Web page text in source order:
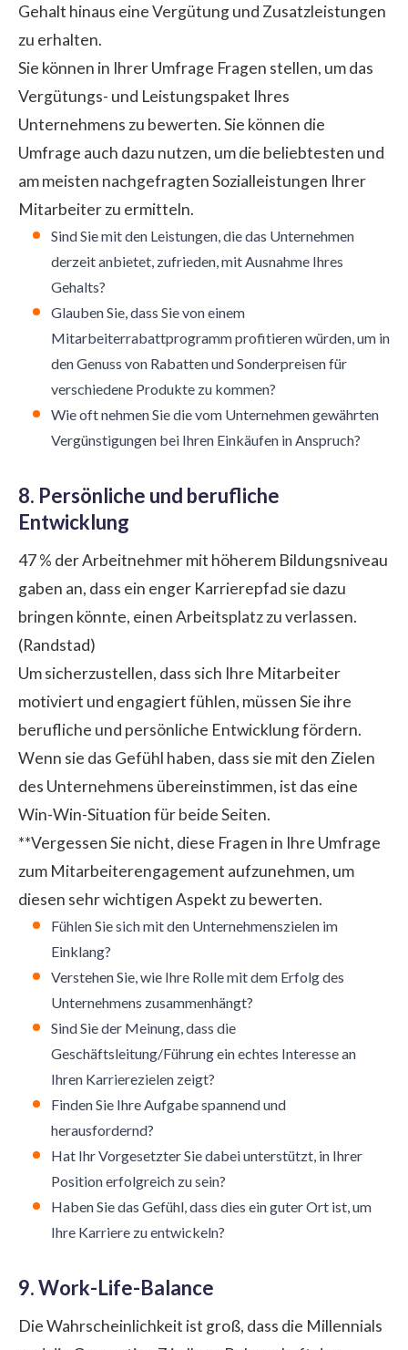
Gehalt hinaus eine Vergütung und Zusatzleistungen
zu erhalten.
Sie können in Ihrer Umfrage Fragen stellen, um das
Vergütungs- und Leistungspaket Ihres
Unternehmens zu bewerten. Sie können die
Umfrage auch dazu nutzen, um die beliebtesten und
am meisten nachgefragten Sozialleistungen Ihrer
Mitarbeiter zu ermitteln.
Sind Sie mit den Leistungen, die das Unternehmen
derzeit anbietet, zufrieden, mit Ausnahme Ihres
Gehalts?
Glauben Sie, dass Sie von einem
Mitarbeiterrabattprogramm profitieren würden, um in
den Genuss von Rabatten und Sonderpreisen für
verschiedene Produkte zu kommen?
Wie oft nehmen Sie die vom Unternehmen gewährten
Vergünstigungen bei Ihren Einkäufen in Anspruch?
8. Persönliche und berufliche
Entwicklung
47 % der Arbeitnehmer mit höherem Bildungsniveau
gaben an, dass ein enger Karrierepfad sie dazu
bringen könnte, einen Arbeitsplatz zu verlassen.
(Randstad)
Um sicherzustellen, dass sich Ihre Mitarbeiter
motiviert und engagiert fühlen, müssen Sie ihre
berufliche und persönliche Entwicklung fördern.
Wenn sie das Gefühl haben, dass sie mit den Zielen
des Unternehmens übereinstimmen, ist das eine
Win-Win-Situation für beide Seiten.
**Vergessen Sie nicht, diese Fragen in Ihre Umfrage
zum Mitarbeiterengagement aufzunehmen, um
diesen sehr wichtigen Aspekt zu bewerten.
Fühlen Sie sich mit den Unternehmenszielen im
Einklang?
Verstehen Sie, wie Ihre Rolle mit dem Erfolg des
Unternehmens zusammenhängt?
Sind Sie der Meinung, dass die
Geschäftsleitung/Führung ein echtes Interesse an
Ihren Karrierezielen zeigt?
Finden Sie Ihre Aufgabe spannend und
herausfordernd?
Hat Ihr Vorgesetzter Sie dabei unterstützt, in Ihrer
Position erfolgreich zu sein?
Haben Sie das Gefühl, dass dies ein guter Ort ist, um
Ihre Karriere zu entwickeln?
9. Work-Life-Balance
Die Wahrscheinlichkeit ist groß, dass die Millennials